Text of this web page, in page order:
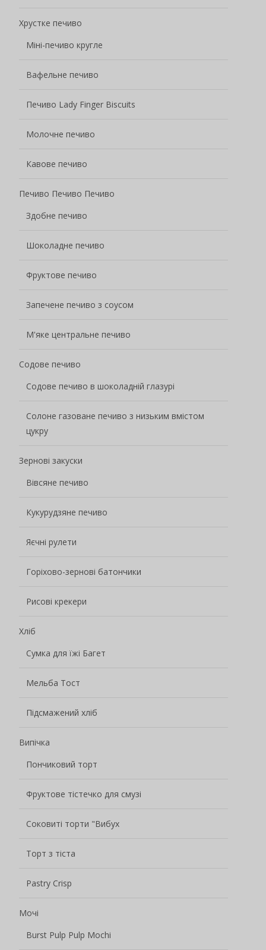
Хрустке печиво
Міні-печиво кругле
Вафельне печиво
Печиво Lady Finger Biscuits
Молочне печиво
Кавове печиво
Печиво Печиво Печиво
Здобне печиво
Шоколадне печиво
Фруктове печиво
Запечене печиво з соусом
М'яке центральне печиво
Содове печиво
Содове печиво в шоколадній глазурі
Солоне газоване печиво з низьким вмістом
цукру
Зернові закуски
Вівсяне печиво
Кукурудзяне печиво
Яєчні рулети
Горіхово-зернові батончики
Рисові крекери
Хліб
Сумка для їжі Багет
Мельба Тост
Підсмажений хліб
Випічка
Пончиковий торт
Фруктове тістечко для смузі
Соковиті торти "Вибух
Торт з тіста
Pastry Crisp
Мочі
Burst Pulp Pulp Mochi